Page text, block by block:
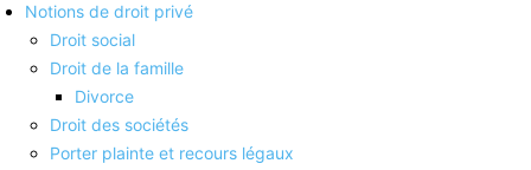
Notions de droit privé
Droit social
Droit de la famille
Divorce
Droit des sociétés
Porter plainte et recours légaux